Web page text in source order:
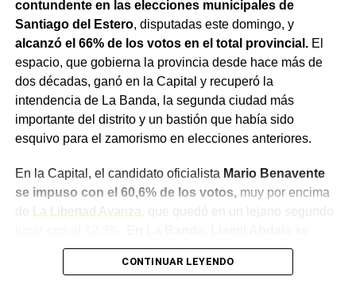
principales permanecen firmes.
TEMAS RELACIONADOS
CORTE SUPREMA
LAVADO DE DINERO
LÁZARO BAEZ
MARTÍN BÁEZ
RUTA DEL DINERO K
ACTUALIDAD
Casación ordenó revisar si prescribió la causa
NOTICIAS
Ordenaron peritar el video de los fajos de dólares
de Jesica Cirio para determinar si es auténtico
contundente en las elecciones municipales de
Santiago del Estero, disputadas este domingo, y
alcanzó el 66% de los votos en el total provincial.El
espacio, que gobierna la provincia desde hace más de
dos décadas, ganó en la Capital y recuperó la
intendencia de La Banda, la segunda ciudad más
importante del distrito y un bastión que había sido
esquivo para el zamorismo en elecciones anteriores.
En la Capital, el candidato oficialista Mario Benavente
se impuso con el 60,6% de los votos,muy por encima
La Libertad Avanza
, que quedó en un lejano segundo
quedó con la intendencia con el 51,6%, dejando en el
camino al Frente Renovador y Progresista (12,5%) y a
CONTINUAR LEYENDO